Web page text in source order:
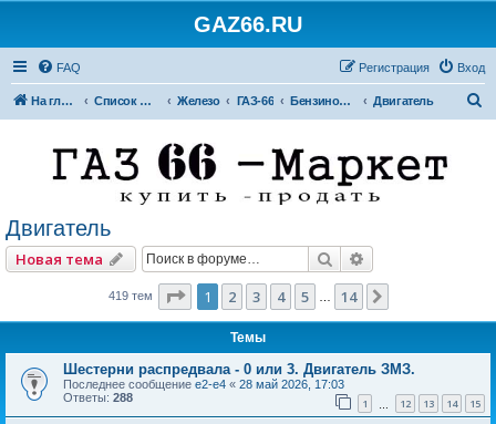
GAZ66.RU
FAQ Вход
Регистрация
На главную Список форумов Железо ГАЗ-66 Бензиновые двигатели Двигатель
Двигатель
Новая тема Поиск
419 тем Страница из 14
1 2 3 4 5 14
Темы
Шестерни распредвала - 0 или 3. Двигатель ЗМЗ.
Последнее сообщение e2-e4 « 28 май 2026, 17:03
Ответы: 288 1 12 13 14 15